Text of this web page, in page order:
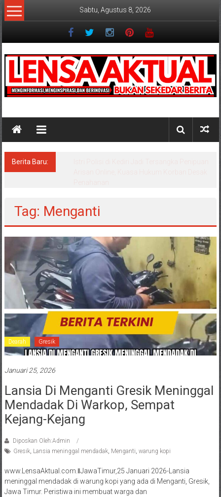
Lompat
ke
Sabtu, Agustus 8, 2026
Berita Baru:
Tag: Menganti
Dearah Gresik
Januari 25, 2026
Lansia Di Menganti Gresik Meninggal
Mendadak Di Warkop, Sempat
Kejang-Kejang
Diposkan Oleh:Admin
Gresik, Lansia meninggal mendadak, Menganti warung kopi
www.LensaAktual.com.ǁJawaTimur,25 Januari 2026-Lansia
meninggal mendadak di warung kopi yang ada di Menganti, Gresik,
Jawa Timur. Peristiwa ini membuat warga dan